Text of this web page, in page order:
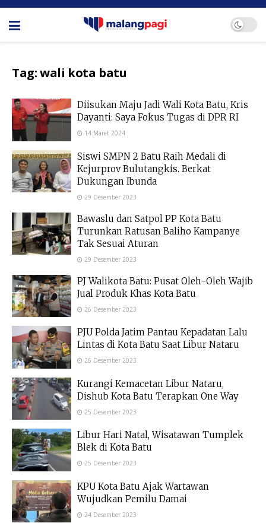
Tag:wali kota batu
Diisukan Maju Jadi Wali Kota Batu, Kris
Dayanti: Saya Fokus Tugas di DPR RI
14 Maret 2024
Siswi SMPN 2 Batu Raih Medali di
Kejurprov Bulutangkis. Berkat
Dukungan Ibunda
29 Desember 2023
Bawaslu dan Satpol PP Kota Batu
Turunkan Ratusan Baliho Kampanye
Tak Sesuai Aturan
29 Desember 2023
PJ Walikota Batu: Pusat Oleh-Oleh Wajib
Jual Produk Khas Kota Batu
26 Desember 2023
PJU Polda Jatim Pantau Kepadatan Lalu
Lintas di Kota Batu Saat Libur Nataru
26 Desember 2023
Kurangi Kemacetan Libur Nataru,
Dishub Kota Batu Terapkan One Way
25 Desember 2023
Libur Hari Natal, Wisatawan Tumplek
Blek di Kota Batu
25 Desember 2023
KPU Kota Batu Ajak Wartawan
Wujudkan Pemilu Damai
24 Desember 2023